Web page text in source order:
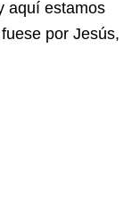
aquí estamos
por Jesús,